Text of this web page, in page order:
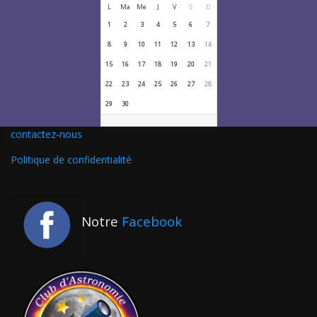
L Ma Me J V S
D
1
2 3 4 5 6 7
8 9 10 11 12 13 14
15 16 17 18 19 20 21
22 23 24 25 26 27 28
29 30
contactez-nous
Politique de confidentialité
Notre Facebook